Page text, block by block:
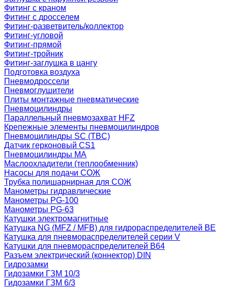
Фитинг с краном
Фитинг с дросселем
Фитинг-разветвитель/коллектор
Фитинг-угловой
Фитинг-прямой
Фитинг-тройник
Фитинг-заглушка в цангу
Подготовка воздуха
Пневмодроссели
Пневмоглушители
Плиты монтажные пневматические
Пневмоцилиндры
Параллельный пневмозахват HFZ
Крепежные элементы пневмоцилиндров
Пневмоцилиндры SC (TBC)
Датчик герконовый CS1
Пневмоцилиндры MA
Маслоохладители (теплообменник)
Насосы для подачи СОЖ
Трубка полишарнирная для СОЖ
Манометры гидравлические
Манометры PG-100
Манометры PG-63
Катушки электромагнитные
Катушка NG (MFZ / MFB) для гидрораспределителей ВЕ
Катушка для пневмораспределителей серии V
Катушки для пневмораспределителей В64
Разъем электрический (коннектор) DIN
Гидрозамки
Гидозамки ГЗМ 10/3
Гидозамки ГЗМ 6/3